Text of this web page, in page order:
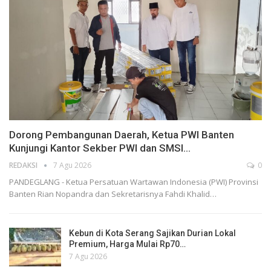
Dorong Pembangunan Daerah, Ketua PWI Banten
Kunjungi Kantor Sekber PWI dan SMSI…
REDAKSI 7 Agu 2026 0
PANDEGLANG - Ketua Persatuan Wartawan Indonesia (PWI) Provinsi
Banten Rian Nopandra dan Sekretarisnya Fahdi Khalid…
Kebun di Kota Serang Sajikan Durian Lokal
Premium, Harga Mulai Rp70…
7 Agu 2026